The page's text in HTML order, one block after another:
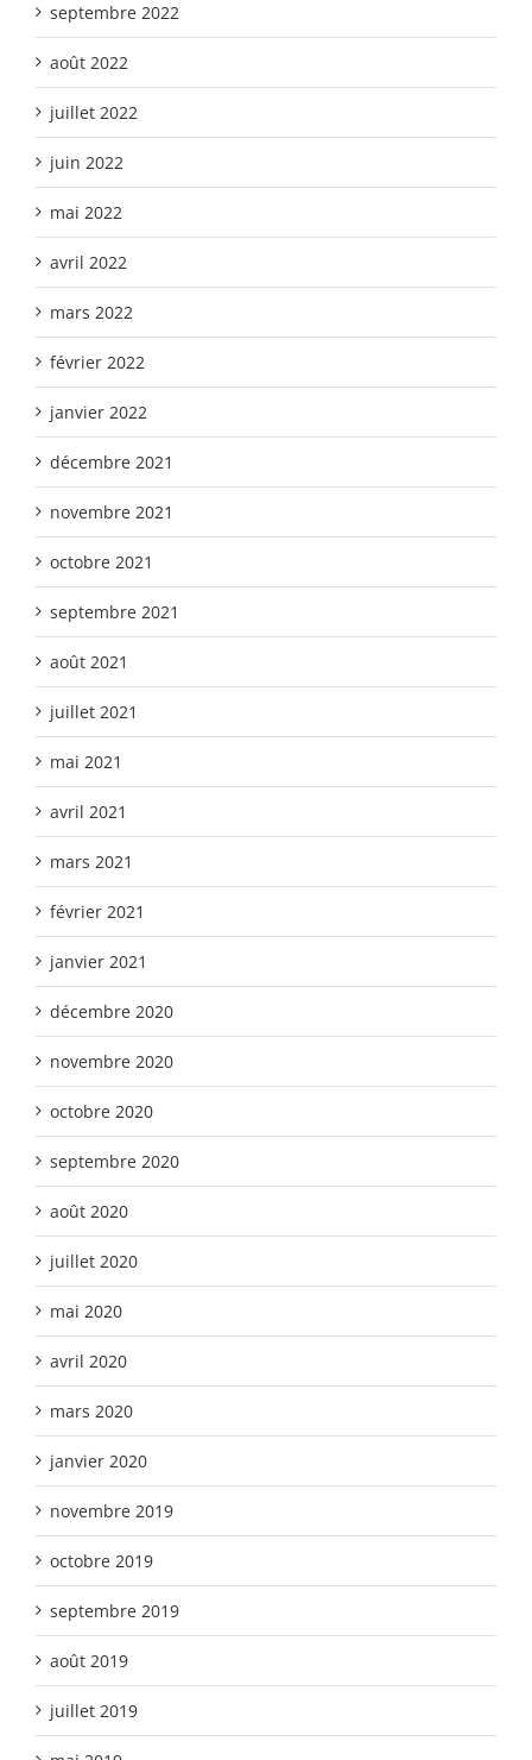
septembre 2022
août 2022
juillet 2022
juin 2022
mai 2022
avril 2022
mars 2022
février 2022
janvier 2022
décembre 2021
novembre 2021
octobre 2021
septembre 2021
août 2021
juillet 2021
mai 2021
avril 2021
mars 2021
février 2021
janvier 2021
décembre 2020
novembre 2020
octobre 2020
septembre 2020
août 2020
juillet 2020
mai 2020
avril 2020
mars 2020
janvier 2020
novembre 2019
octobre 2019
septembre 2019
août 2019
juillet 2019